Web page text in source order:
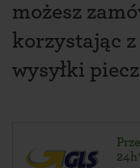
możesz
korzystając
wysyłki